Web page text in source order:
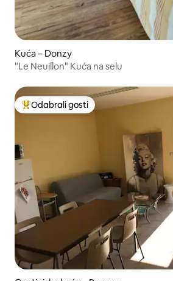
Kuća – Donzy
"Le Neuillon" Kuća na selu
Među najviše rangiranima s oznakom
Odabrali gosti